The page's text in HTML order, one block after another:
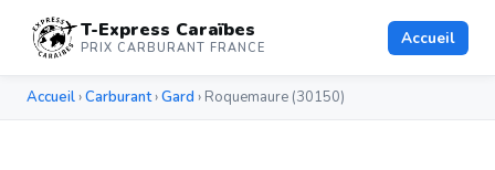
T-Express Caraïbes
PRIX CARBURANT FRANCE Accueil
Accueil ›Carburant›Gard › Roquemaure (30150)